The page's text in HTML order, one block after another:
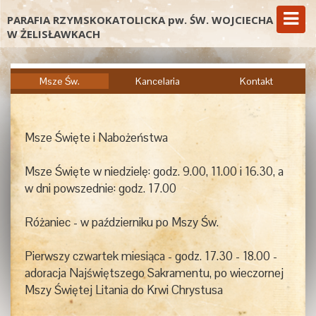
PARAFIA RZYMSKOKATOLICKA pw. ŚW. WOJCIECHA
W ŻELISŁAWKACH
Msze Św. Kancelaria Kontakt
Msze Święte i Nabożeństwa
Msze Święte w niedzielę: godz. 9.00, 11.00 i 16.30, a
w dni powszednie: godz. 17.00
Różaniec - w październiku po Mszy Św.
Pierwszy czwartek miesiąca - godz. 17.30 - 18.00 -
adoracja Najświętszego Sakramentu, po wieczornej
Mszy Świętej Litania do Krwi Chrystusa